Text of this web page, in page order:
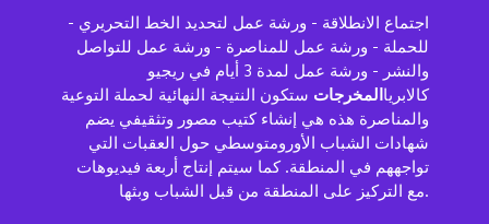
- اجتماع الانطلاقة - ورشة عمل لتحديد الخط التحريري
للحملة - ورشة عمل للمناصرة - ورشة عمل للتواصل
والنشر - ورشة عمل لمدة 3 أيام في ريجيو
كالابرياالمخرجات ستكون النتيجة النهائية لحملة التوعية
والمناصرة هذه هي إنشاء كتيب مصور وتثقيفي يضم
شهادات الشباب الأورومتوسطي حول العقبات التي
تواجههم في المنطقة. كما سيتم إنتاج أربعة فيديوهات
مع التركيز على المنطقة من قبل الشباب وبثها.